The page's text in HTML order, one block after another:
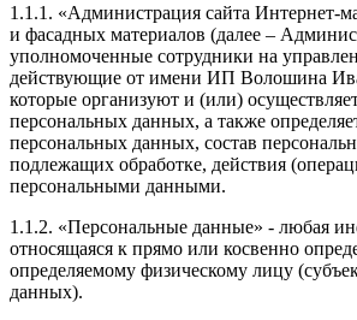
1.1.1. «Администрация сайта Интернет-
и фасадных материалов (далее –
уполномоченные сотрудники на
действующие от имени ИП Волошина
которые организуют и (или)
персональных данных, а также
персональных данных, состав
подлежащих обработке, действия
персональными данными.
1.1.2. «Персональные данные» - любая
относящаяся к прямо или косвенно
определяемому физическому лицу
данных).